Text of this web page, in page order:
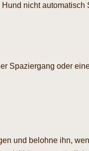
nicht automatisch
Spaziergang oder
und belohne ihn,